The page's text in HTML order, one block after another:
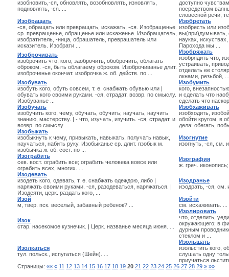
изобновить,-ся, обновлять, возобновлять, изновлять,
подновлять, -ся. ...
доступно
посредством
словесной речи,
Изобращать
-ся, обращать или превращать, искажать, -ся. Изобращенье
ср. превращенье, обращенье или искаженье. Изобращатель,
изобратитель, -ница, обрашатель, преврашатель или
исказитель. Изобрати ...
Изобретать
изобресть или
вы(при)думывать,
науках,
Парохода мы ...
Изоброчивать
изоброчить что, кого, заоброчить, обоброчить, облагать
оброком. -ся, быть облагаему оброком. Изоброчиванье длит.
изоброченье окончат. изоброчка ж. об. действ. по ...
Изобряжать
изобрядить что,
устраивать,
отделать ее
окнами, резьбой, ...
Изобувать
изобуть кого, обуть совсем, т. е. снабжать обувью или |
обувать кого своими руками. -ся, страдат. возвр. по смыслу.
Изобуванье ...
Изобумить
кого,
и сделать что
сделать что
Изобучать
изобучить кого, чему, обучать, обучить; научать, научить
знанию, мастерству. | - что, изучать, изучить. -ся, страдат. и
возвр. по смыслу ...
Изобхаживать
изобходить,
обойти кругом, в
дела: обегать,
Изобыкать
изобыкнуть к чему, привыкать, навыкать, получать навык,
научаться, набить руку. Изобыканье ср. длит. пзобык м.
изобычка ж. об. сост. по ...
Изогнутие
изогнуть, -ся, см.
Изограбить
сев. вост. ограбить все; ограбить человека вовсе или
ограбить всех, многих. ...
Изография
ж. греч.
Изодевать
изодеть кого, одевать, т. е. снабжать одеждою, либо |
наряжать своими руками. -ся, разодеваться, наряжаться. |
Изодеяти, церк. раздать кого, ...
Изодранье
иэодрать, -ся, см.
Изой
м, твер. пск. веселый, забавный ребенок? ...
Изойти
см. исхаживать. ...
Изок
стар. насекомое кузнечик. | Церк. названье месяца июня. ...
Изолировать
что, отделить,
окружающего; в
дурным
стеклом и ...
Изолкаться
тул. польск., испугаться (Шейн). ...
Изольщать
изольстить кого,
слушать одну
приучаться
Страницы: «« « 11 12 13 14 15 16 17 18 19 20 21 22 23 24 25 26 27 28 29 » »»